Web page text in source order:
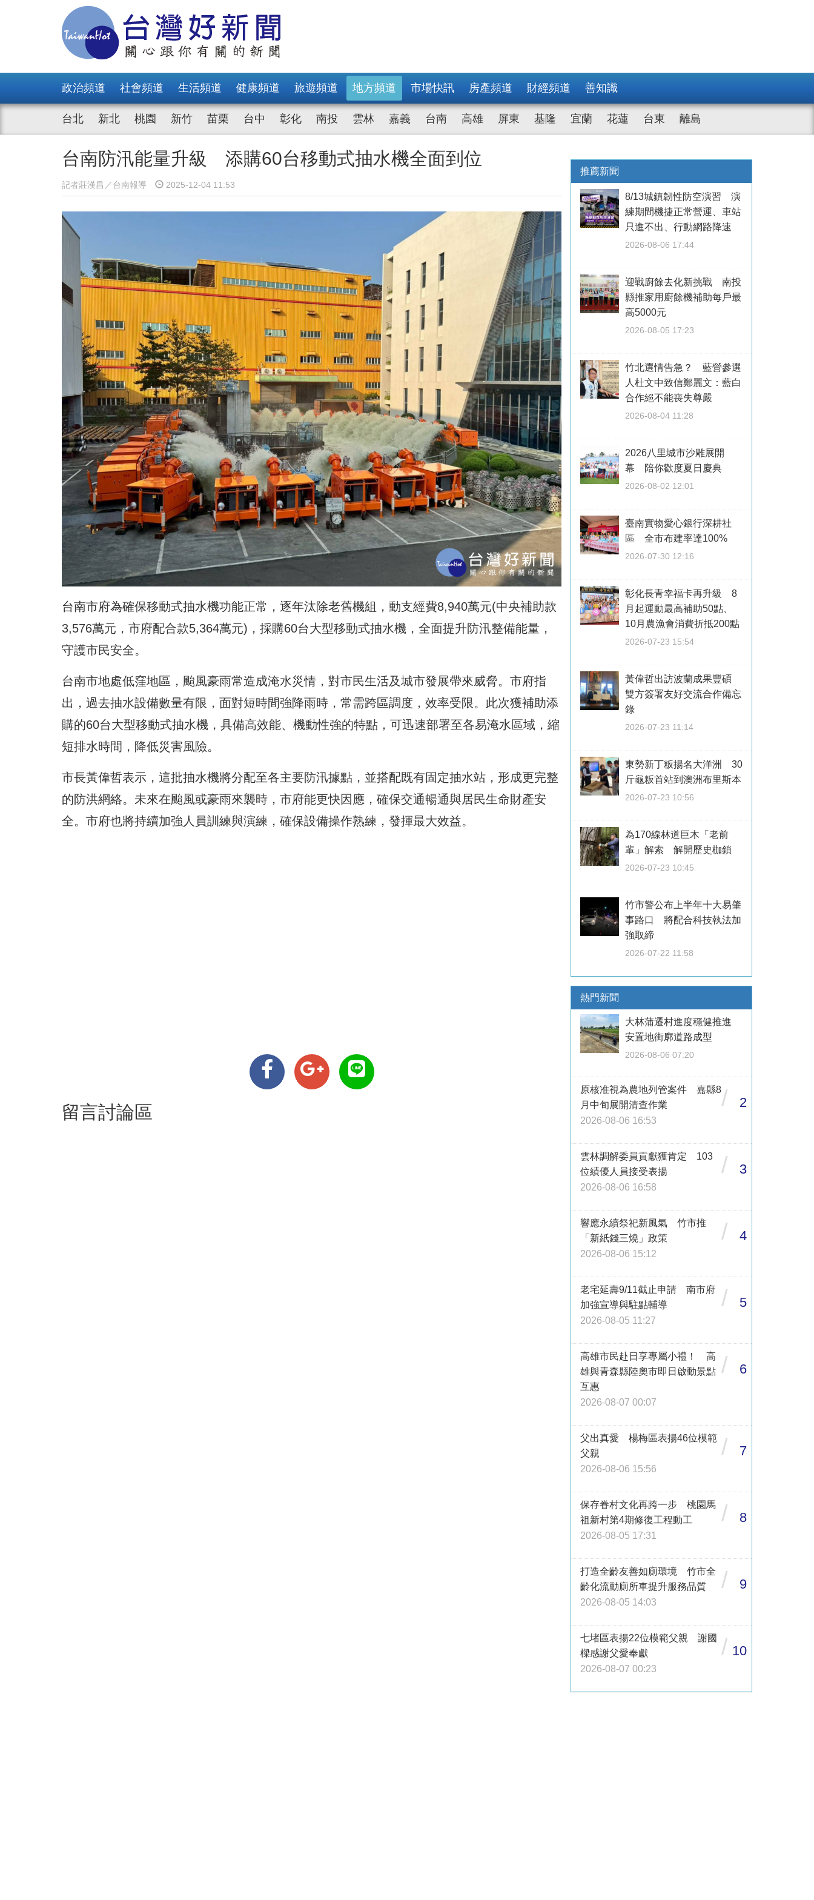
政治頻道 社會頻道 生活頻道 健康頻道 旅遊頻道 地方頻道 市場快訊 房產頻道 財經頻道 善知識
台北 新北 桃園 新竹 苗栗 台中 彰化 南投 雲林 嘉義 台南 高雄 屏東 基隆 宜蘭 花蓮 台東 離島
台南防汛能量升級 添購60台移動式抽水機全面到位
記者莊漢昌／台南報導 2025-12-04 11:53
台南市府為確保移動式抽水機功能正常，逐年汰除老舊機組，動支經費8,940萬元(中央補助款
3,576萬元，市府配合款5,364萬元)，採購60台大型移動式抽水機，全面提升防汛整備能量，
守護市民安全。
台南市地處低窪地區，颱風豪雨常造成淹水災情，對市民生活及城市發展帶來威脅。市府指
出，過去抽水設備數量有限，面對短時間強降雨時，常需跨區調度，效率受限。此次獲補助添
購的60台大型移動式抽水機，具備高效能、機動性強的特點，可迅速部署至各易淹水區域，縮
短排水時間，降低災害風險。
市長黃偉哲表示，這批抽水機將分配至各主要防汛據點，並搭配既有固定抽水站，形成更完整
的防洪網絡。未來在颱風或豪雨來襲時，市府能更快因應，確保交通暢通與居民生命財產安
全。市府也將持續加強人員訓練與演練，確保設備操作熟練，發揮最大效益。
留言討論區
推薦新聞
8/13城鎮韌性防空演習 演
練期間機捷正常營運、車站
只進不出、行動網路降速
2026-08-06 17:44
迎戰廚餘去化新挑戰 南投
縣推家用廚餘機補助每戶最
高5000元
2026-08-05 17:23
竹北選情告急？ 藍營參選
人杜文中致信鄭麗文：藍白
合作絕不能喪失尊嚴
2026-08-04 11:28
2026八里城市沙雕展開
幕 陪你歡度夏日慶典
2026-08-02 12:01
臺南實物愛心銀行深耕社
區 全市布建率達100%
2026-07-30 12:16
彰化長青幸福卡再升級 8
月起運動最高補助50點、
10月農漁會消費折抵200點
2026-07-23 15:54
黃偉哲出訪波蘭成果豐碩
雙方簽署友好交流合作備忘
錄
2026-07-23 11:14
東勢新丁粄揚名大洋洲 30
斤龜粄首站到澳洲布里斯本
2026-07-23 10:56
為170線林道巨木「老前
輩」解索 解開歷史枷鎖
2026-07-23 10:45
竹市警公布上半年十大易肇
事路口 將配合科技執法加
強取締
2026-07-22 11:58
熱門新聞
大林蒲遷村進度穩健推進
安置地街廓道路成型
2026-08-06 07:20
原核准視為農地列管案件 嘉縣8
月中旬展開清查作業
2026-08-06 16:53
/ 2
雲林調解委員貢獻獲肯定 103
位績優人員接受表揚
2026-08-06 16:58
/ 3
響應永續祭祀新風氣 竹市推
「新紙錢三燒」政策
2026-08-06 15:12
/ 4
老宅延壽9/11截止申請 南市府
加強宣導與駐點輔導
2026-08-05 11:27
/ 5
高雄市民赴日享專屬小禮！ 高
雄與青森縣陸奧市即日啟動景點
互惠
2026-08-07 00:07
/ 6
父出真愛 楊梅區表揚46位模範
父親
2026-08-06 15:56
/ 7
保存眷村文化再跨一步 桃園馬
祖新村第4期修復工程動工
2026-08-05 17:31
/ 8
打造全齡友善如廁環境 竹市全
齡化流動廁所車提升服務品質
2026-08-05 14:03
/ 9
七堵區表揚22位模範父親 謝國
樑感謝父愛奉獻
2026-08-07 00:23
/ 10